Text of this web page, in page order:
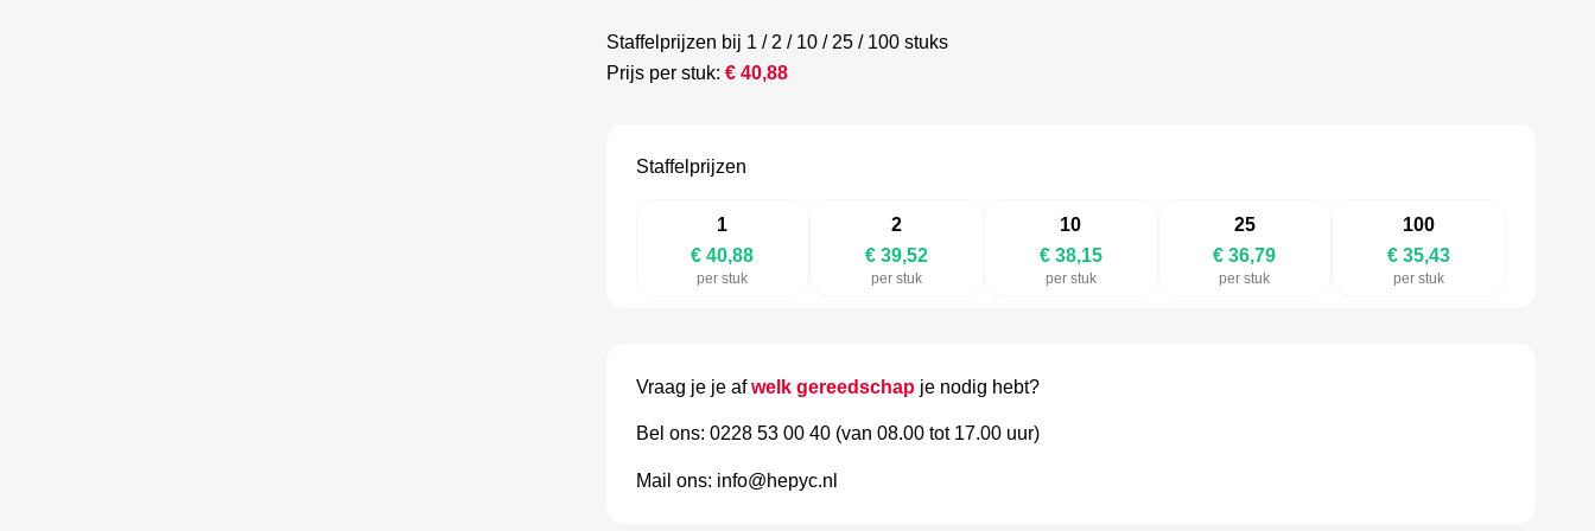
Staffelprijzen bij 1 / 2 / 10 / 25 / 100 stuks
Prijs per stuk: € 40,88
Staffelprijzen
1
€ 40,88
per stuk
2
€ 39,52
per stuk
10
€ 38,15
per stuk
25
€ 36,79
per stuk
100
€ 35,43
per stuk
Vraag je je afwelk gereedschapje nodig hebt?
Bel ons: 0228 53 00 40 (van 08.00 tot 17.00 uur)
Mail ons: info@hepyc.nl